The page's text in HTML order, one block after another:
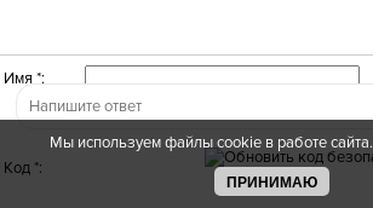
Имя *:
Код *:
Мы используем файлы cookie в работе сайта.
ПРИНИМАЮ